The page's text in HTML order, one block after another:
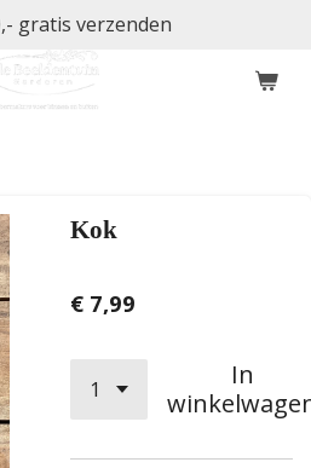
gratis verzenden
Kok
€ 7,99
In